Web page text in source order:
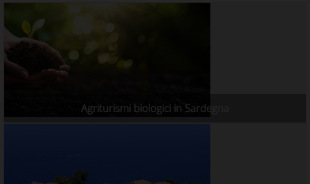
Agriturismi biologici in Sardegna